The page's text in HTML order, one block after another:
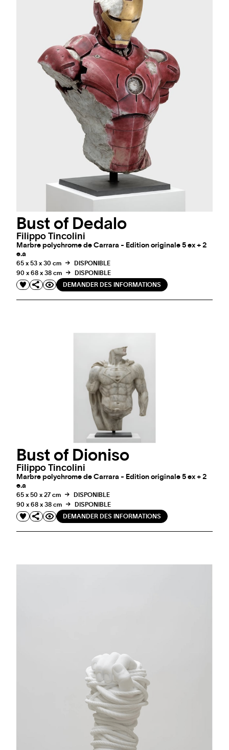
Bust of Dedalo
Filippo Tincolini
Marbre polychrome de Carrara - Edition originale 5 ex + 2
e.a
65 x 53 x 30 cm
DISPONIBLE
90 x 68 x 38 cm
DISPONIBLE
DEMANDER DES INFORMATIONS
Bust of Dioniso
Filippo Tincolini
Marbre polychrome de Carrara - Edition originale 5 ex + 2
e.a
65 x 50 x 27 cm
DISPONIBLE
90 x 68 x 38 cm
DISPONIBLE
DEMANDER DES INFORMATIONS